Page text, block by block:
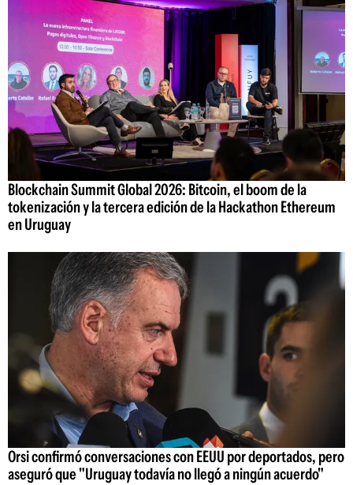
Blockchain Summit Global 2026: Bitcoin, el boom de la
tokenización y la tercera edición de la Hackathon Ethereum
en Uruguay
Orsi confirmó conversaciones con EEUU por deportados, pero
aseguró que "Uruguay todavía no llegó a ningún acuerdo"